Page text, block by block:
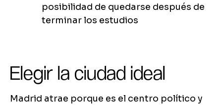
posibilidad de quedarse después de
terminar los estudios
Elegir la ciudad ideal
Madrid atrae porque es el centro político y